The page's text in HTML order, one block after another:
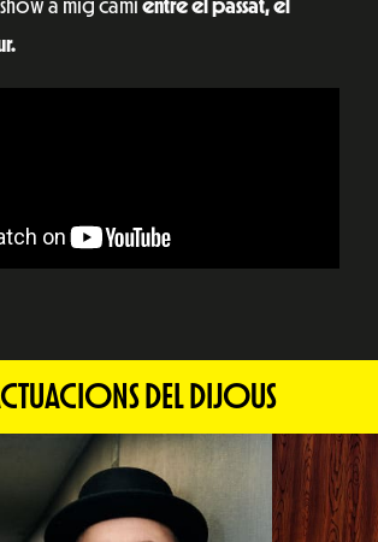
a mig camíentre el passat, el
DEL DIJOUS